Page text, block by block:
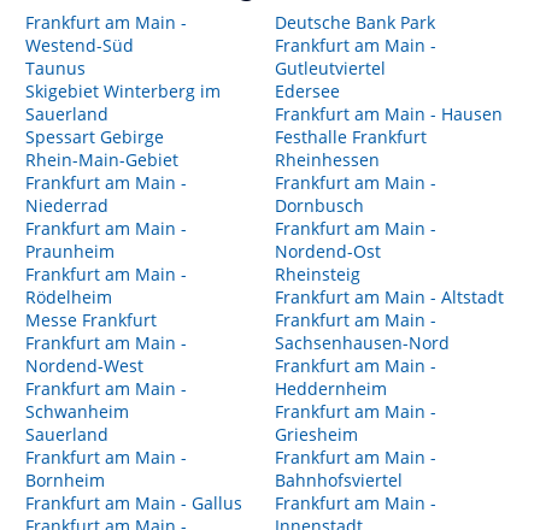
Frankfurt am Main -
Westend-Süd
Taunus
Skigebiet Winterberg im
Sauerland
Spessart Gebirge
Rhein-Main-Gebiet
Frankfurt am Main -
Niederrad
Frankfurt am Main -
Praunheim
Frankfurt am Main -
Rödelheim
Messe Frankfurt
Frankfurt am Main -
Nordend-West
Frankfurt am Main -
Schwanheim
Sauerland
Frankfurt am Main -
Bornheim
Frankfurt am Main - Gallus
Deutsche Bank Park
Frankfurt am Main -
Gutleutviertel
Edersee
Frankfurt am Main - Hausen
Festhalle Frankfurt
Rheinhessen
Frankfurt am Main -
Dornbusch
Frankfurt am Main -
Nordend-Ost
Rheinsteig
Frankfurt am Main - Altstadt
Frankfurt am Main -
Sachsenhausen-Nord
Frankfurt am Main -
Heddernheim
Frankfurt am Main -
Griesheim
Frankfurt am Main -
Bahnhofsviertel
Frankfurt am Main -